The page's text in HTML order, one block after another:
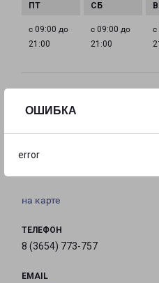
ОШИБКА
error
с 09:00 до
21:00
с 09:00 до
21:00
с
ЯЛТА
Россия, Республика Крым,
на карте
ТЕЛЕФОН
8 (3654) 773-757
EMAIL